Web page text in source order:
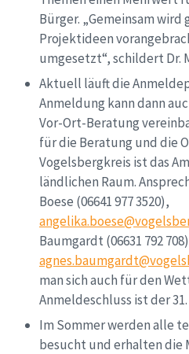
Bürger. „Gemeinsam
Projektideen
umgesetzt“, schildert Dr.
Aktuell läuft die
Anmeldung kann dann
Vor-Ort-Beratung
für die Beratung und die
Vogelsbergkreis ist das
ländlichen Raum.
Boese (06641 977 3520),
Baumgardt (06631 792
man sich auch für den
Anmeldeschluss ist der 31.
Im Sommer werden alle
besucht und erhalten die